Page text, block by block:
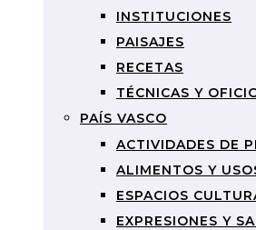
INSTITUCIONES
PAISAJES
RECETAS
TÉCNICAS Y
PAÍS VASCO
ACTIVIDADES DE
ALIMENTOS Y
ESPACIOS
EXPRESIONES Y